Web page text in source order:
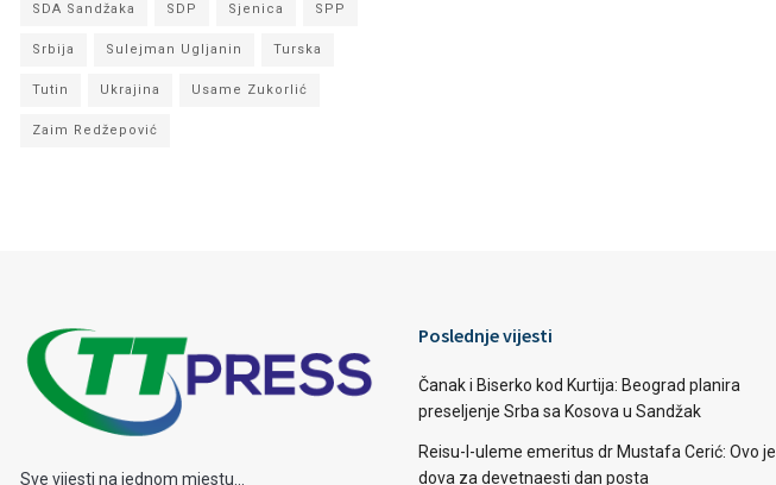
SDA Sandžaka SDP Sjenica SPP
Srbija Sulejman Ugljanin Turska
Tutin Ukrajina Usame Zukorlić
Zaim Redžepović
Sve vijesti na jednom mjestu...
Poslednje vijesti
Čanak i Biserko kod Kurtija: Beograd planira
preseljenje Srba sa Kosova u Sandžak
Reisu-l-uleme emeritus dr Mustafa Cerić: Ovo je
dova za devetnaesti dan posta